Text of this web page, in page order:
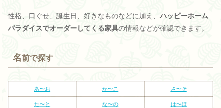
性格、口ぐせ、誕生日、好きなものなどに加え、 ハッピーホーム
パラダイスでオーダーしてくる家具の情報などが確認できます。
名前で探す
あ〜お か〜こ さ〜そ
た〜と な〜の は〜ほ